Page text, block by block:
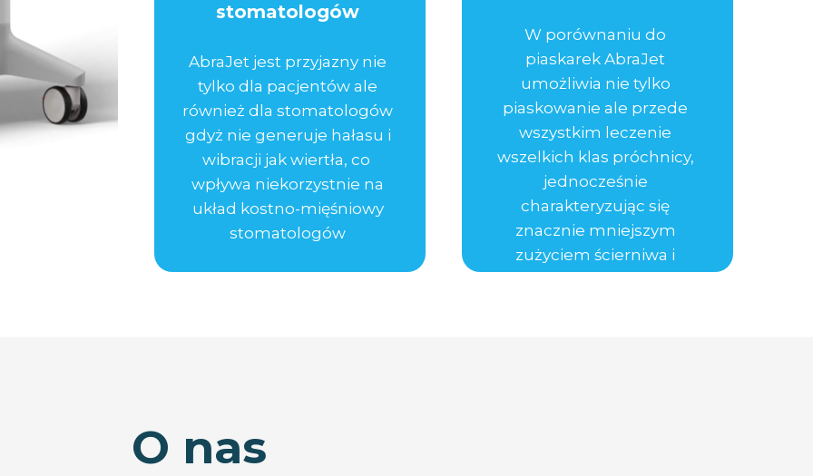
stomatologów
AbraJet jest przyjazny nie
tylko dla pacjentów ale
również dla stomatologów
gdyż nie generuje hałasu i
wibracji jak wiertła, co
wpływa niekorzystnie na
układ kostno-mięśniowy
stomatologów
W porównaniu do
piaskarek AbraJet
umożliwia nie tylko
piaskowanie ale przede
wszystkim leczenie
wszelkich klas próchnicy,
jednocześnie
charakteryzując się
znacznie mniejszym
zużyciem ścierniwa i
O nas